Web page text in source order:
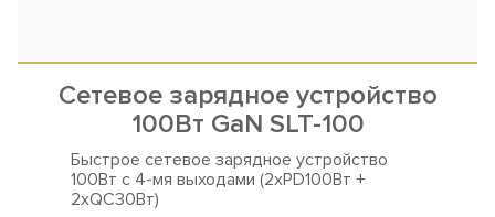
Сетевое зарядное устройство
100Вт GaN SLT-100
Быстрое сетевое зарядное устройство
100Вт с 4-мя выходами (2xPD100Вт +
2xQC30Вт)